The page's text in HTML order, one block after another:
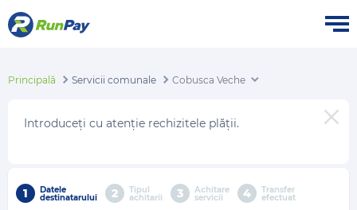
Principală Servicii comunale Cobusca Veche
1 Datele
destinatarului 2 Tipul
achitarii 3 Achitare
servicii 4 Transfer
efectuat
Introduceți cu atenție rechizitele plății.